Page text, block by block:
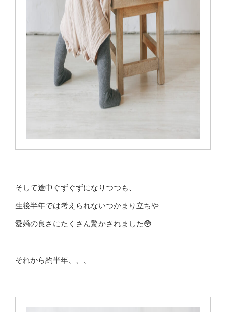
そして途中ぐずぐずになりつつも、
生後半年では考えられないつかまり立ちや
愛嬌の良さにたくさん驚かされました😳
それから約半年、、、